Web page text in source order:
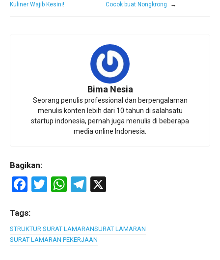
Kuliner Wajib Kesini!
Cocok buat Nongkrong
→
Bima Nesia
Seorang penulis professional dan berpengalaman
menulis konten lebih dari 10 tahun di salahsatu
startup indonesia, pernah juga menulis di beberapa
media online Indonesia.
Bagikan:
F
ce
b
o
T
er
W
s
A
T
gr
a
Tags:
STRUKTUR SURAT LAMARANSURAT LAMARAN
SURAT LAMARAN PEKERJAAN